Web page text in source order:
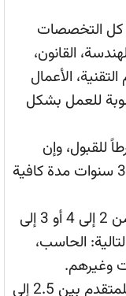
كل التخصصات
القانون،
الأعمال
للعمل بشكل
للقبول، وإن
كانت لديه الخبرة في العمل فإن 3 سنوات مدة كافية
يجب أن يكون المعدل التراكمي من 2 إلى 4 أو 3 إلى
الحاسب،
وغيرهم.
يجب أن يكون المعدل التراكمي للمتقدم بين 2.5 إلى